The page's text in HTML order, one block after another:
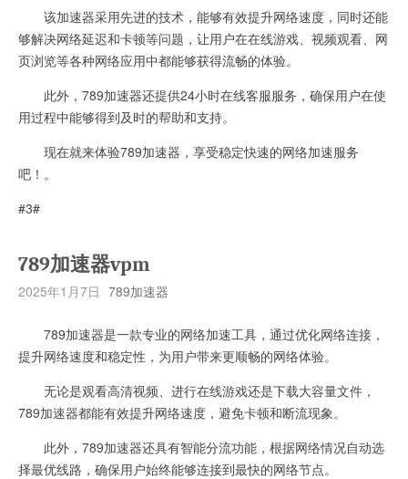
该加速器采用先进的技术，能够有效提升网络速度，同时还能
够解决网络延迟和卡顿等问题，让用户在在线游戏、视频观看、网
页浏览等各种网络应用中都能够获得流畅的体验。
此外，789加速器还提供24小时在线客服服务，确保用户在使
用过程中能够得到及时的帮助和支持。
现在就来体验789加速器，享受稳定快速的网络加速服务
吧！。
#3#
789加速器vpm
2025年1月7日 789加速器
789加速器是一款专业的网络加速工具，通过优化网络连接，
提升网络速度和稳定性，为用户带来更顺畅的网络体验。
无论是观看高清视频、进行在线游戏还是下载大容量文件，
789加速器都能有效提升网络速度，避免卡顿和断流现象。
此外，789加速器还具有智能分流功能，根据网络情况自动选
择最优线路，确保用户始终能够连接到最快的网络节点。